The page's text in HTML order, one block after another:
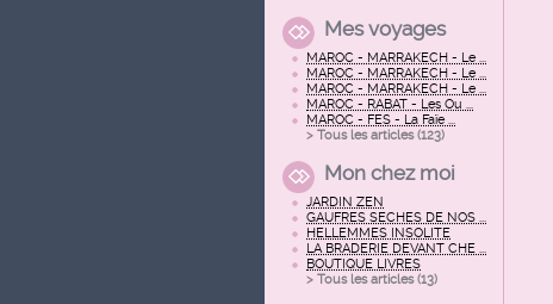
Mes voyages
MAROC - MARRAKECH - Le ...
MAROC - MARRAKECH - Le ...
MAROC - MARRAKECH - Le ...
MAROC - RABAT - Les Ou ...
MAROC - FES - La Faïe ...
> Tous les articles (123)
Mon chez moi
JARDIN ZEN
GAUFRES SECHES DE NOS ...
HELLEMMES INSOLITE
LA BRADERIE DEVANT CHE ...
BOUTIQUE LIVRES
> Tous les articles (13)